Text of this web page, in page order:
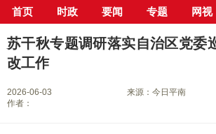
首页 时政 要闻 专题 网视
当前位置： 首页> 新闻中心> 县市区> 平南县> 正
苏干秋专题调研落实自治区党委
改工作
2026-06-03
来源：今日平南
作者：